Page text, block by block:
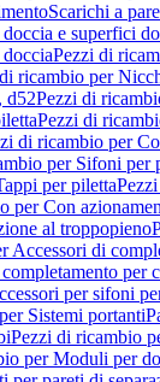
Scarichi a
e superfici
Pezzi di
ricambio per
d52Pezzi di
Pezzi di
di ricambio per
per Sifoni per
per piletta
per Con
al troppopieno
Accessori di
per
per sifoni
Sistemi portanti
Pezzi di ricambio
per Moduli per